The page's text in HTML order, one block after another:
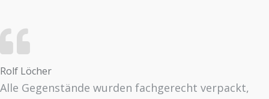
Rolf Löcher
Alle Gegenstände wurden fachgerecht verpackt,